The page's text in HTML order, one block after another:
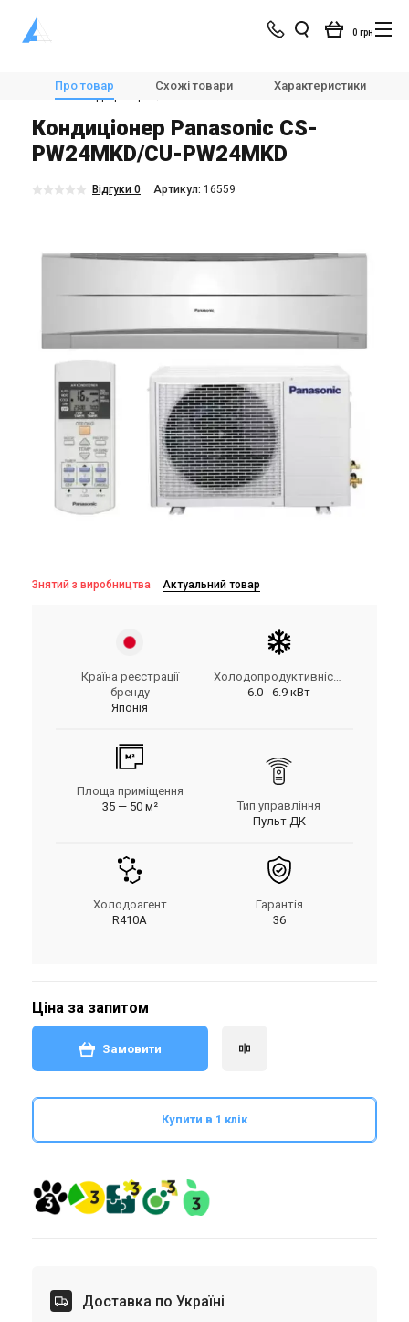
0 грн
Магазин Кондиціонування
Кондиціонери і спліт-системи
Настінні кондиціонери
Про товар Схожі товари Характеристики
Кондиціонер Panasonic CS-
PW24MKD/CU-PW24MKD
Відгуки 0 Aртикул: 16559
Знятий з виробництва Актуальний товар
Країна реєстрації
бренду
Японія
Холодопродуктивність
6.0 - 6.9 кВт
Площа приміщення
35 — 50 м²
Тип управління
Пульт ДК
Холодоагент
R410A
Гарантія
36
Ціна за запитом
Замовити
Купити в 1 клік
Доставка по Україні